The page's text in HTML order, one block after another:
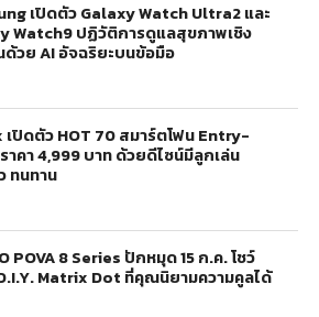
เปิดตัว Galaxy Watch Ultra2 และ
Watch9 ปฏิวัติการดูแลสุขภาพเชิง
วย AI อัจฉริยะบนข้อมือ
เปิดตัว HOT 70 สมาร์ตโฟน Entry-
าคา 4,999 บาท ด้วยดีไซน์มีลูกเล่น
ทนทาน
POVA 8 Series ปักหมุด 15 ก.ค. โชว์
Matrix Dot ที่คุณนิยามความคูลได้